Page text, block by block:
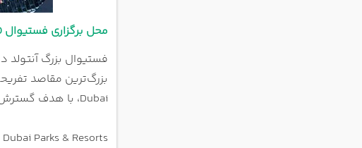
محل برگزاری فستیوال UNTOLD دبی
Dubai، با هدف گسترش فضای برگزاری و افزایش امکانات رفاهی انجام گرفته است.